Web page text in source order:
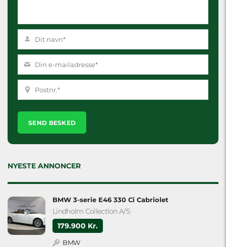
Please
leave
empty.
NYESTE ANNONCER
BMW 3-serie E46 330 Ci Cabriolet
Lindholm Collection A/S
179.900 Kr.
BMW